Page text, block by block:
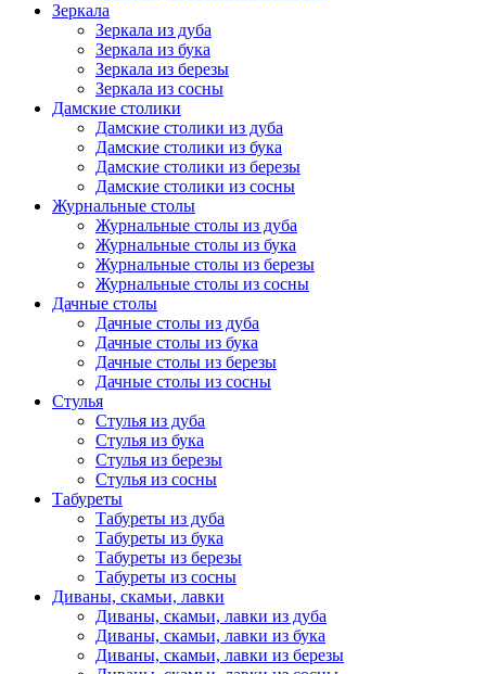
Зеркала
Зеркала из дуба
Зеркала из бука
Зеркала из березы
Зеркала из сосны
Дамские столики
Дамские столики из дуба
Дамские столики из бука
Дамские столики из березы
Дамские столики из сосны
Журнальные столы
Журнальные столы из дуба
Журнальные столы из бука
Журнальные столы из березы
Журнальные столы из сосны
Дачные столы
Дачные столы из дуба
Дачные столы из бука
Дачные столы из березы
Дачные столы из сосны
Стулья
Стулья из дуба
Стулья из бука
Стулья из березы
Стулья из сосны
Табуреты
Табуреты из дуба
Табуреты из бука
Табуреты из березы
Табуреты из сосны
Диваны, скамьи, лавки
Диваны, скамьи, лавки из дуба
Диваны, скамьи, лавки из бука
Диваны, скамьи, лавки из березы